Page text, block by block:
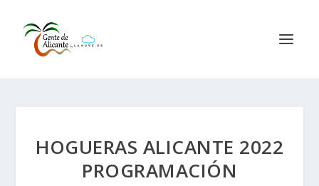
HOGUERAS ALICANTE 2022
PROGRAMACIÓN